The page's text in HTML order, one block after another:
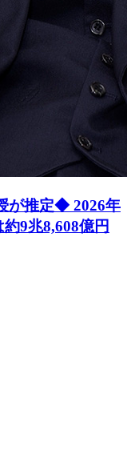
が推定◆ 2026年
9兆8,608億円